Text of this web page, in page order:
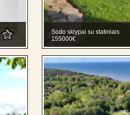
Sodo sklypai su statiniais
155000€